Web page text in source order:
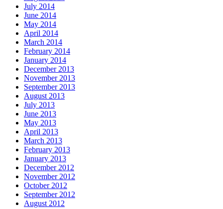
July 2014
June 2014
May 2014
April 2014
March 2014
February 2014
January 2014
December 2013
November 2013
September 2013
August 2013
July 2013
June 2013
May 2013
April 2013
March 2013
February 2013
January 2013
December 2012
November 2012
October 2012
September 2012
August 2012